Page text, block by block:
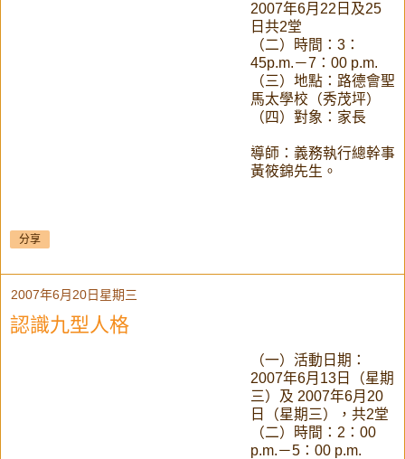
2007年6月22日及25
日共2堂
（二）時間：3：
45p.m.－7：00 p.m.
（三）地點：路德會聖
馬太學校（秀茂坪）
（四）對象：家長
導師：義務執行總幹事
黃筱錦先生。
分享
2007年6月20日星期三
認識九型人格
（一）活動日期：
2007年6月13日（星期
三）及 2007年6月20
日（星期三），共2堂
（二）時間：2：00
p.m.－5：00 p.m.